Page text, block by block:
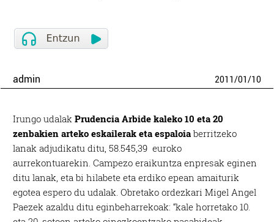
admin 2011/01/10
Irungo udalakPrudencia Arbide kaleko 10 eta 20
zenbakien arteko eskailerak eta espaloia berritzeko
lanak adjudikatu ditu, 58.545,39 euroko
aurrekontuarekin. Campezo eraikuntza enpresak eginen
ditu lanak, eta bi hilabete eta erdiko epean amaiturik
egotea espero du udalak. Obretako ordezkari Migel Angel
Paezek azaldu ditu eginbeharrekoak: “kale horretako 10.